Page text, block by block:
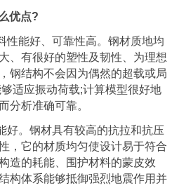
优点?
能好、可靠性高。钢材质地均
、有很好的塑性及韧性、为理想
结构不会因为偶然的超载或局
适应振动荷载;计算模型很好地
分析准确可靠。
。钢材具有较高的抗拉和抗压
，它的材质均匀使设计易于符合
造的耗能、围护材料的蒙皮效
构体系能够抵御强烈地震作用并